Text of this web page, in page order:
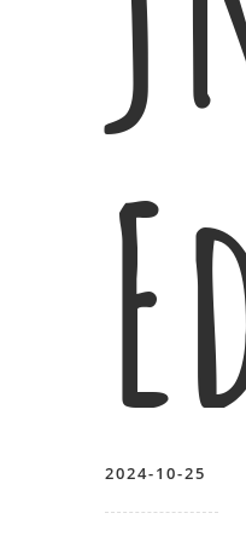
2024-10-25